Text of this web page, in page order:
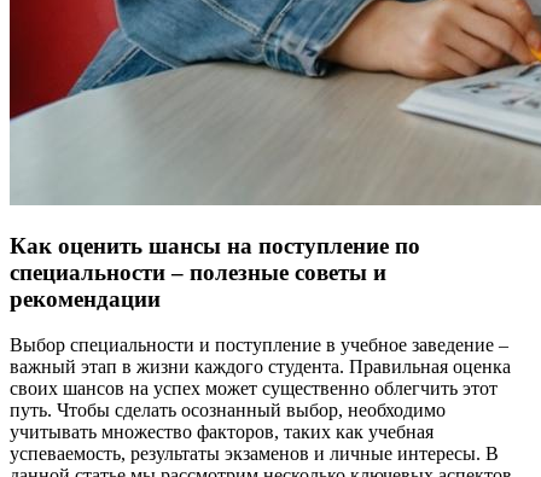
Как оценить шансы на поступление по
специальности – полезные советы и
рекомендации
Выбор специальности и поступление в учебное заведение –
важный этап в жизни каждого студента. Правильная оценка
своих шансов на успех может существенно облегчить этот
путь. Чтобы сделать осознанный выбор, необходимо
учитывать множество факторов, таких как учебная
успеваемость, результаты экзаменов и личные интересы. В